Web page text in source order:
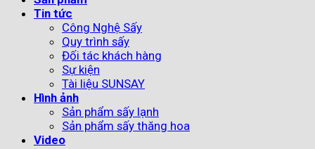
Tin tức
Công Nghệ Sấy
Quy trình sấy
Đối tác khách hàng
Sự kiện
Tài liệu SUNSAY
Hình ảnh
Sản phẩm sấy lạnh
Sản phẩm sấy thăng hoa
Video